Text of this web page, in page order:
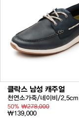
클락스 남성 캐주얼
천연소가죽/네이비/2.5cm
50% ₩278,000
₩139,000